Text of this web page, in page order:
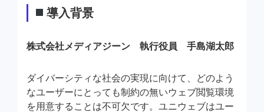
導入背景
株式会社メディアジーン 執行役員 手島湖太郎
ダイバーシティな社会の実現に向けて、どのよう
なユーザーにとっても制約の無いウェブ閲覧環境
を用意することは不可欠です。ユニウェブはユー